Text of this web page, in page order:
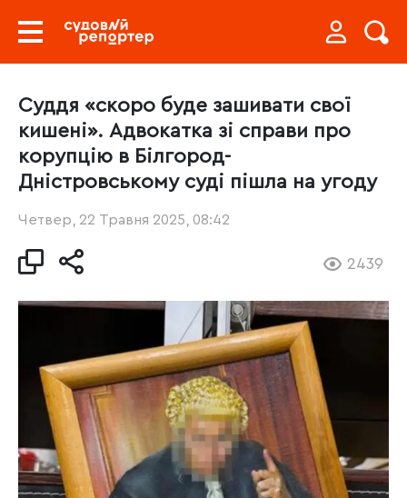
Суддя «скоро буде зашивати свої
кишені». Адвокатка зі справи про
корупцію в Білгород-
Дністровському суді пішла на угоду
Четвер, 22 Травня 2025, 08:42
2439